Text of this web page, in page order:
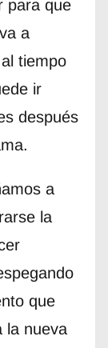
para que
a
tiempo
ir
después
a
la
que
la nueva